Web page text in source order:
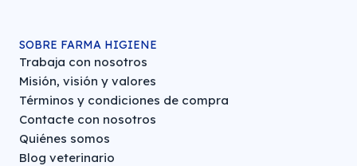
SOBRE FARMA HIGIENE
Trabaja con nosotros
Misión, visión y valores
Términos y condiciones de compra
Contacte con nosotros
Quiénes somos
Blog veterinario